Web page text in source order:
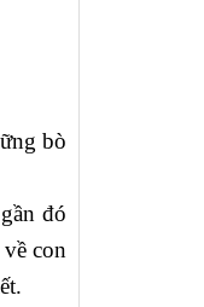
bò
đó
con